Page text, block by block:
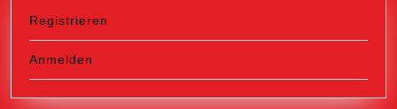
Registrieren
Anmelden